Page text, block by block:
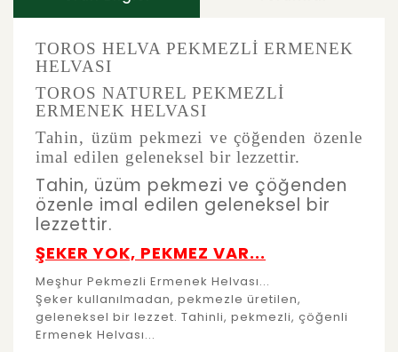
TOROS HELVA PEKMEZLİ ERMENEK
HELVASI
TOROS NATUREL PEKMEZLİ
ERMENEK HELVASI
Tahin, üzüm pekmezi ve çöğenden özenle
imal edilen geleneksel bir lezzettir.
Tahin, üzüm pekmezi ve çöğenden
özenle imal edilen geleneksel bir
lezzettir.
ŞEKER YOK, PEKMEZ VAR...
Meşhur Pekmezli Ermenek Helvası...
Şeker kullanılmadan, pekmezle üretilen,
geleneksel bir lezzet. Tahinli, pekmezli, çöğenli
Ermenek Helvası...